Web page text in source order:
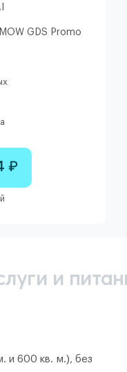
GDS Promo
₽
и
и 600 кв. м.), без